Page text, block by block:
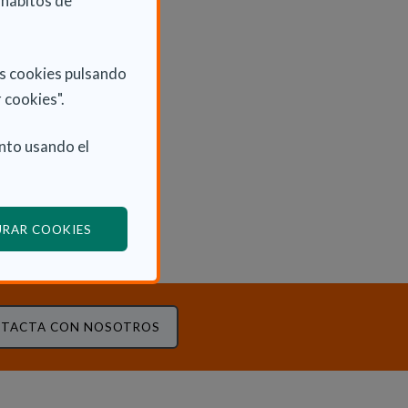
cookies pulsando
usando el
COOKIES
CON NOSOTROS